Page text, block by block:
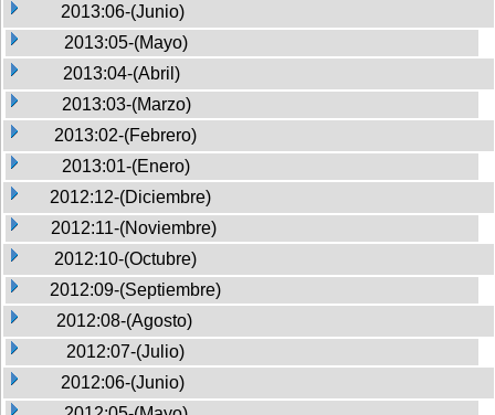
2013:06-(Junio)
2013:05-(Mayo)
2013:04-(Abril)
2013:03-(Marzo)
2013:02-(Febrero)
2013:01-(Enero)
2012:12-(Diciembre)
2012:11-(Noviembre)
2012:10-(Octubre)
2012:09-(Septiembre)
2012:08-(Agosto)
2012:07-(Julio)
2012:06-(Junio)